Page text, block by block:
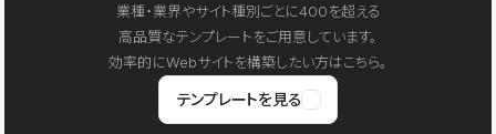
業種・業界やサイト種別ごとに400を超える
高品質なテンプレートをご用意しています。
効率的にWebサイトを構築したい方はこちら。
テンプレートを見る